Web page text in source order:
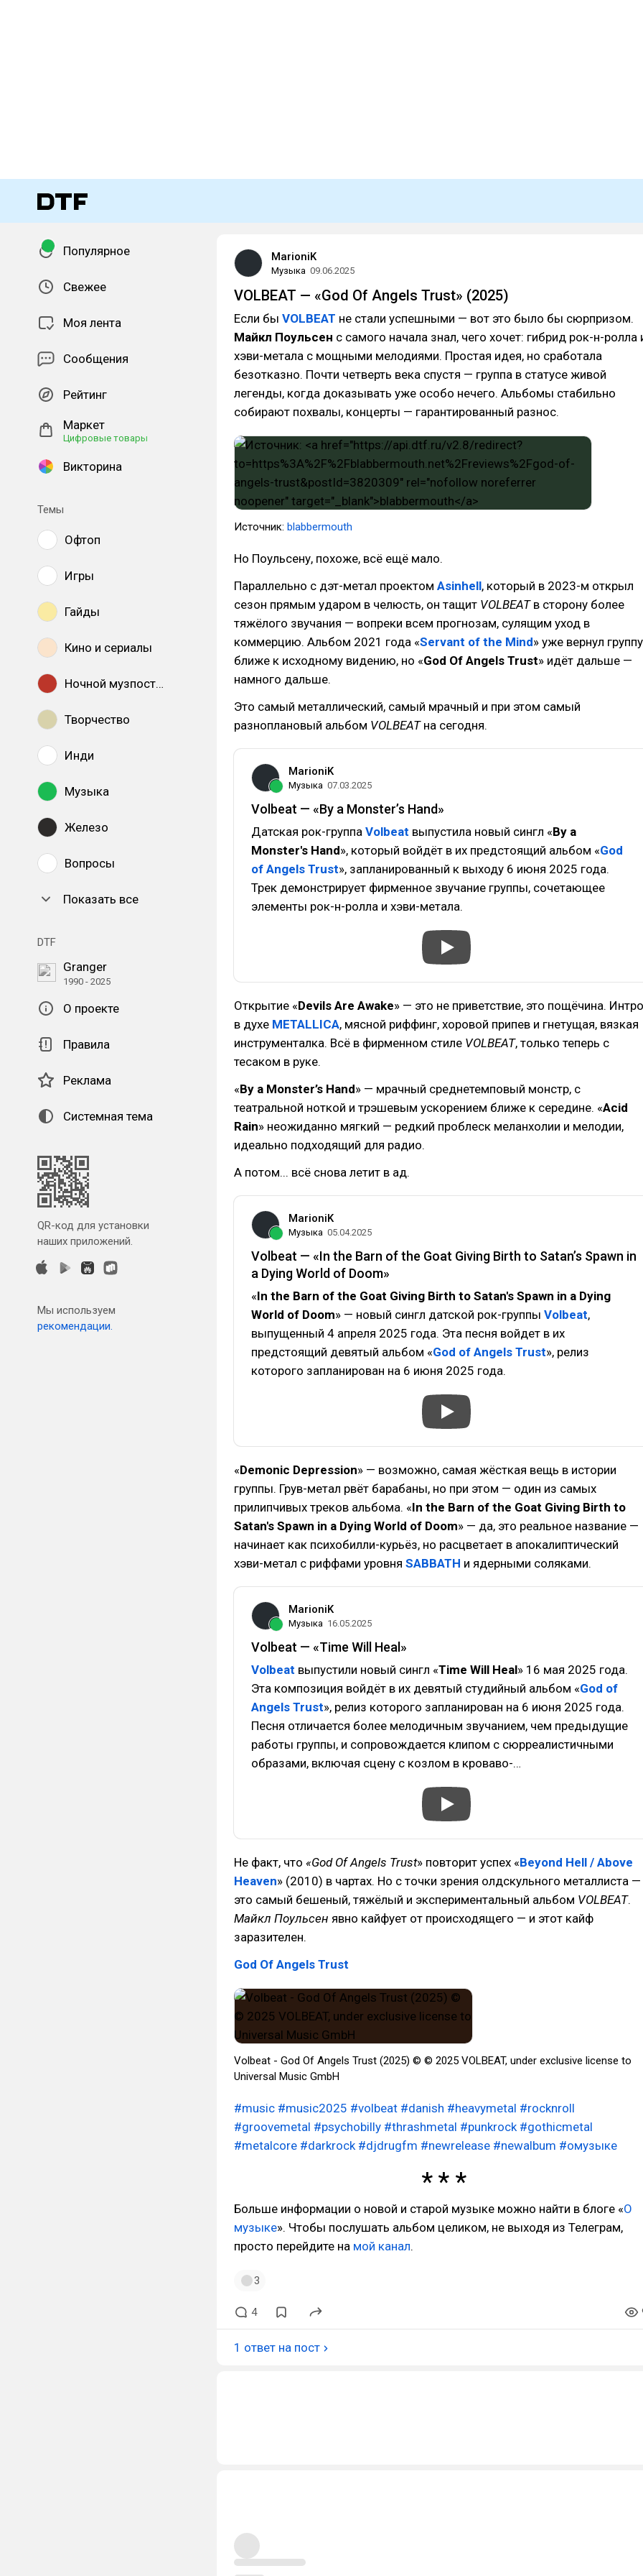
Популярное
Свежее
Моя лента
Сообщения
Рейтинг
Маркет
Цифровые товары
Викторина
Темы
Офтоп
Игры
Гайды
Кино и сериалы
Ночной музпостинг
Творчество
Инди
Музыка
Железо
Вопросы
Показать все
DTF
Granger
1990 - 2025
О проекте
Правила
Реклама
Системная тема
QR-код для установки
наших приложений.
Мы используем
рекомендации.
MarioniK
Музыка 09.06.2025
VOLBEAT — «God Of Angels Trust» (2025)
Если бы VOLBEAT не стали успешными — вот это было бы сюрпризом.
Майкл Поульсен с самого начала знал, чего хочет: гибрид рок-н-ролла
хэви-метала с мощными мелодиями. Простая идея, но сработала
безотказно. Почти четверть века спустя — группа в статусе живой
легенды, когда доказывать уже особо нечего. Альбомы стабильно
собирают похвалы, концерты — гарантированный разнос.
Источник: blabbermouth
Но Поульсену, похоже, всё ещё мало.
Параллельно с дэт-метал проектом Asinhell, который в 2023-м открыл
сезон прямым ударом в челюсть, он тащит VOLBEATв сторону более
тяжёлого звучания — вопреки всем прогнозам, сулящим уход в
коммерцию. Альбом 2021 года «Servant of the Mind» уже вернул группу
ближе к исходному видению, но «God Of Angels Trust» идёт дальше —
намного дальше.
Это самый металлический, самый мрачный и при этом самый
разноплановый альбом VOLBEATна сегодня.
MarioniK
Музыка 07.03.2025
Volbeat — «By a Monster’s Hand»
Датская рок-группа Volbeat выпустила новый сингл «By a
Monster's Hand», который войдёт в их предстоящий альбом «God
of Angels Trust», запланированный к выходу 6 июня 2025 года.
Трек демонстрирует фирменное звучание группы, сочетающее
элементы рок-н-ролла и хэви-метала.
Открытие «Devils Are Awake» — это не приветствие, это пощёчина. Интро
в духе METALLICA, мясной риффинг, хоровой припев и гнетущая, вязкая
инструменталка. Всё в фирменном стиле VOLBEAT, только теперь с
тесаком в руке.
«By a Monster’s Hand» — мрачный среднетемповый монстр, с
театральной ноткой и трэшевым ускорением ближе к середине. «Acid
Rain» неожиданно мягкий — редкий проблеск меланхолии и мелодии,
идеально подходящий для радио.
А потом... всё снова летит в ад.
MarioniK
Музыка 05.04.2025
Volbeat — «In the Barn of the Goat Giving Birth to Satan’s Spawn in
a Dying World of Doom»
«In the Barn of the Goat Giving Birth to Satan's Spawn in a Dying
World of Doom» — новый сингл датской рок-группы Volbeat,
выпущенный 4 апреля 2025 года. Эта песня войдет в их
предстоящий девятый альбом «God of Angels Trust», релиз
которого запланирован на 6 июня 2025 года.
«Demonic Depression» — возможно, самая жёсткая вещь в истории
группы. Грув-метал рвёт барабаны, но при этом — один из самых
прилипчивых треков альбома. «In the Barn of the Goat Giving Birth to
Satan's Spawn in a Dying World of Doom» — да, это реальное название —
начинает как психобилли-курьёз, но расцветает в апокалиптический
хэви-метал с риффами уровня SABBATH и ядерными соляками.
MarioniK
Музыка 16.05.2025
Volbeat — «Time Will Heal»
Volbeat выпустили новый сингл «Time Will Heal» 16 мая 2025 года.
Эта композиция войдёт в их девятый студийный альбом «God of
Angels Trust», релиз которого запланирован на 6 июня 2025 года.
Песня отличается более мелодичным звучанием, чем предыдущие
работы группы, и сопровождается клипом с сюрреалистичными
образами, включая сцену с козлом в кроваво-…
Не факт, что «God Of Angels Trust» повторит успех «Beyond Hell / Above
Heaven» (2010) в чартах. Но с точки зрения олдскульного металлиста —
это самый бешеный, тяжёлый и экспериментальный альбом VOLBEAT.
Майкл Поульсен явно кайфует от происходящего — и этот кайф
заразителен.
God Of Angels Trust
Volbeat - God Of Angels Trust (2025) © © 2025 VOLBEAT, under exclusive license to
Universal Music GmbH
#music #music2025 #volbeat #danish #heavymetal #rocknroll
#groovemetal #psychobilly #thrashmetal #punkrock #gothicmetal
#metalcore #darkrock #djdrugfm #newrelease #newalbum #омузыке
Больше информации о новой и старой музыке можно найти в блоге «О
музыке». Чтобы послушать альбом целиком, не выходя из Телеграм,
просто перейдите на мой канал.
3
4
1 ответ на пост